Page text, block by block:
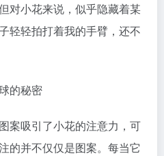
对小花来说，似乎隐藏着某
轻轻拍打着我的手臂，还不
案吸引了小花的注意力，可
的并不仅仅是图案。每当它